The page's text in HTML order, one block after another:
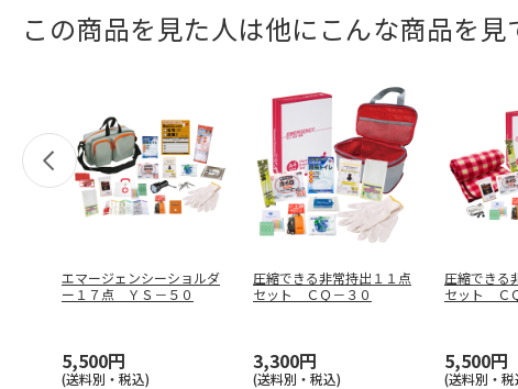
この商品を見た人は他にこんな商品を見
エマージェンシーショルダ
ー１７点 ＹＳ－５０
5,500円
(送料別・税込)
圧縮できる非常持出１１点
セット ＣＱ－３０
3,300円
(送料別・税込)
圧縮できる
セット Ｃ
5,500円
(送料別・税